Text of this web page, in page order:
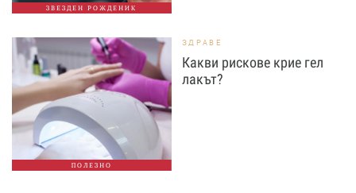
ЗВЕЗДЕН РОЖДЕНИК
ПОЛЕЗНО
ЗДРАВЕ
Какви рискове крие гел
лакът?